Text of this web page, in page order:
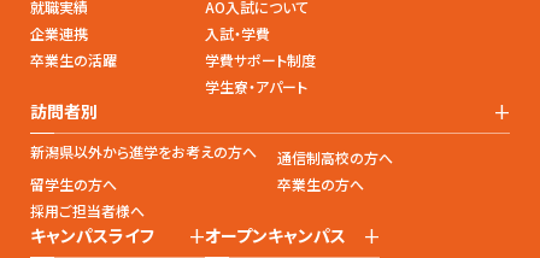
就職実績
企業連携
卒業生の活躍
AO入試について
入試・学費
学費サポート制度
学生寮・アパート
訪問者別 +
新潟県以外から進学をお考えの方へ
通信制高校の方へ
留学生の方へ
卒業生の方へ
採用ご担当者様へ
キャンパスライフ +オープンキャンパス +